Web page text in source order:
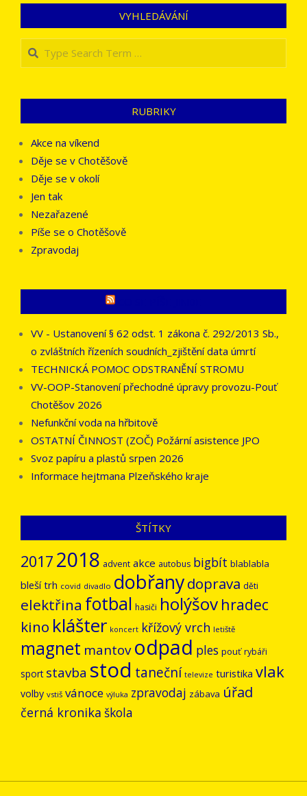
VYHLEDÁVÁNÍ
Search
RUBRIKY
Akce na víkend
Děje se v Chotěšově
Děje se v okolí
Jen tak
Nezařazené
Píše se o Chotěšově
Zpravodaj
VV - Ustanovení § 62 odst. 1 zákona č. 292/2013 Sb.,
o zvláštních řízeních soudních_zjištění data úmrtí
TECHNICKÁ POMOC ODSTRANĚNÍ STROMU
VV-OOP-Stanovení přechodné úpravy provozu-Pouť
Chotěšov 2026
Nefunkční voda na hřbitově
OSTATNÍ ČINNOST (ZOČ) Požární asistence JPO
Svoz papíru a plastů srpen 2026
Informace hejtmana Plzeňského kraje
ŠTÍTKY
2017 2018 advent akce autobus bigbít blablabla
bleší trh covid divadlo dobřanydoprava děti
elektřina fotbal hasiči holýšov hradec
kino klášter koncert křížový vrch letiště
magnet mantov odpad ples pouť rybáři
sport stavba stod taneční televize turistika vlak
volby vstiš vánoce výluka zpravodaj zábava úřad
černá kronika škola